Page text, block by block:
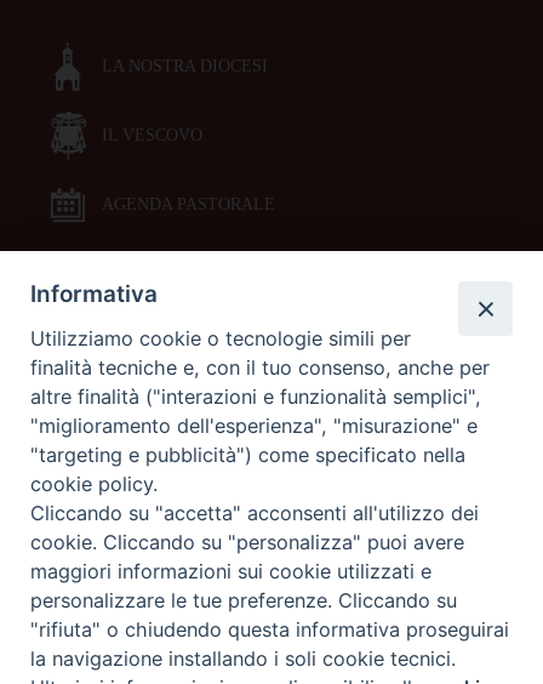
LA NOSTRA DIOCESI
IL VESCOVO
AGENDA PASTORALE
DOCUMENTI PASTORALI
ORARI MESSE
LITURGIA DELLE ORE
GALLERIE FOTOGRAFICHE
GALLERIE VIDEO
Informativa
Utilizziamo cookie o tecnologie simili per
finalità tecniche e, con il tuo consenso, anche per
altre finalità ("interazioni e funzionalità semplici",
"miglioramento dell'esperienza", "misurazione" e
"targeting e pubblicità") come specificato nella
cookie policy.
Cliccando su "accetta" acconsenti all'utilizzo dei
cookie. Cliccando su "personalizza" puoi avere
maggiori informazioni sui cookie utilizzati e
personalizzare le tue preferenze. Cliccando su
"rifiuta" o chiudendo questa informativa proseguirai
la navigazione installando i soli cookie tecnici.